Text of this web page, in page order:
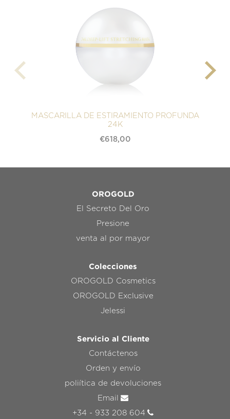
MASCARILLA DE ESTIRAMIENTO PROFUNDA
24K
€618,00
OROGOLD
El Secreto Del Oro
Presione
venta al por mayor
Colecciones
OROGOLD Cosmetics
OROGOLD Exclusive
Jelessi
Servicio al Cliente
Contáctenos
Orden y envío
poliítica de devoluciones
Email
+34 - 933 208 604